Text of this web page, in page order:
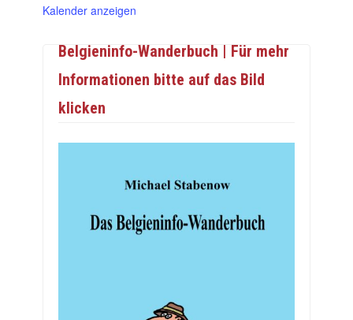
Kalender anzeigen
Belgieninfo-Wanderbuch | Für mehr
Informationen bitte auf das Bild
klicken